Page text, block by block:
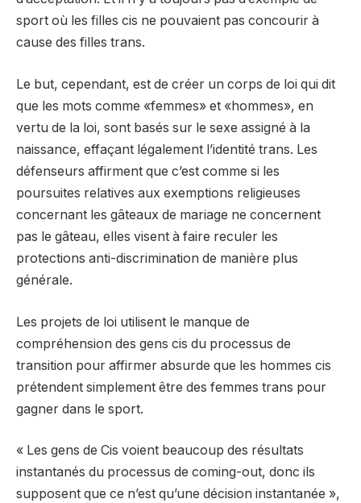
sport où les filles cis ne pouvaient pas concourir à
cause des filles trans.
Le but, cependant, est de créer un corps de loi qui dit
que les mots comme «femmes» et «hommes», en
vertu de la loi, sont basés sur le sexe assigné à la
naissance, effaçant légalement l’identité trans. Les
défenseurs affirment que c’est comme si les
poursuites relatives aux exemptions religieuses
concernant les gâteaux de mariage ne concernent
pas le gâteau, elles visent à faire reculer les
protections anti-discrimination de manière plus
générale.
Les projets de loi utilisent le manque de
compréhension des gens cis du processus de
transition pour affirmer absurde que les hommes cis
prétendent simplement être des femmes trans pour
gagner dans le sport.
« Les gens de Cis voient beaucoup des résultats
instantanés du processus de coming-out, donc ils
supposent que ce n’est qu’une décision instantanée »,